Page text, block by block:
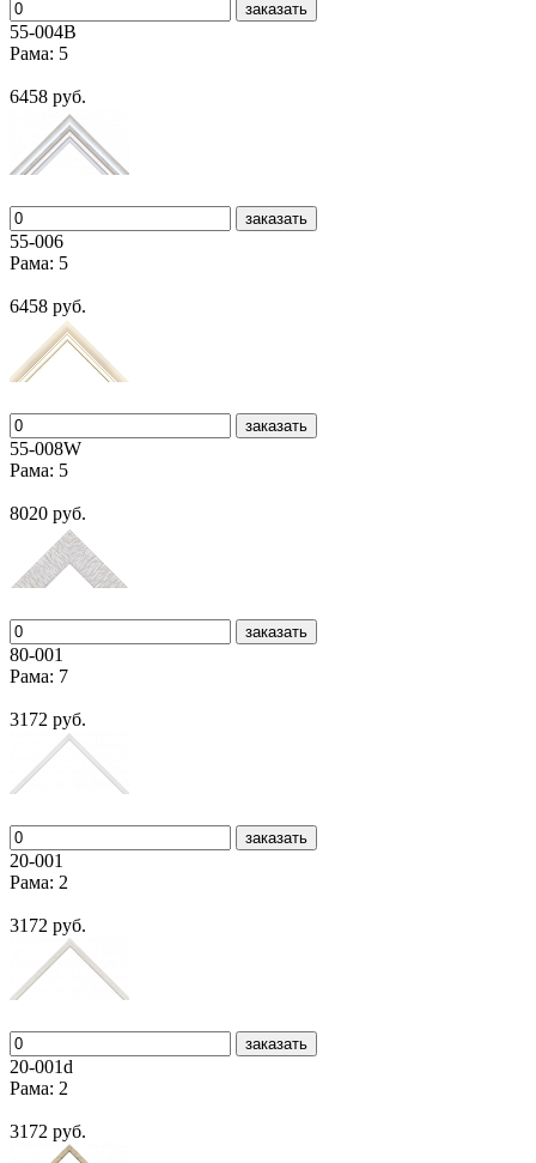
заказать
55-004В
Рама: 5
6458 руб.
заказать
55-006
Рама: 5
6458 руб.
заказать
55-008W
Рама: 5
8020 руб.
заказать
80-001
Рама: 7
3172 руб.
заказать
20-001
Рама: 2
3172 руб.
заказать
20-001d
Рама: 2
3172 руб.